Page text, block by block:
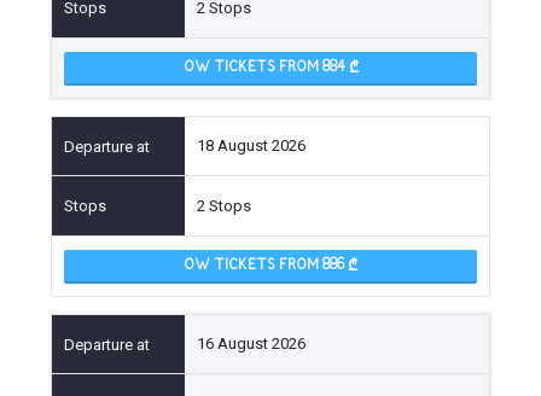
2 Stops
OW TICKETS FROM 884
18 August 2026
2 Stops
OW TICKETS FROM 886
16 August 2026